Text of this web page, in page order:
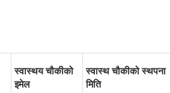
स्वास्थय चौकीको
इमेल
स्वास्थ चौकीको स्थपना
मिति